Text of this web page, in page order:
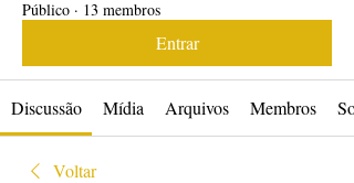
Público · 13 membros
Entrar
Discussão Mídia Arquivos Membros
Voltar